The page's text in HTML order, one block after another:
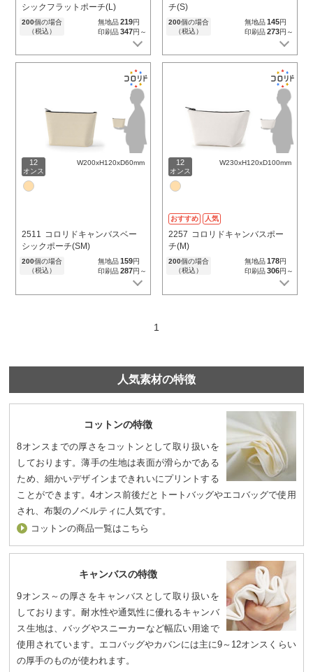
シックフラットポーチ(L)
200個の場合
（税込）
無地品219円
印刷品347円～
チ(S)
200個の場合
（税込）
無地品145円
印刷品273円～
12
オンス
W200xH120xD60mm
2511 コロリドキャンバスベー
シックポーチ(SM)
200個の場合
（税込）
無地品159円
印刷品287円～
12
オンス
W230xH120xD100mm
おすすめ 人気
2257 コロリドキャンバスポー
チ(M)
200個の場合
（税込）
無地品178円
印刷品306円～
1
人気素材の特徴
コットンの特徴
8オンスまでの厚さをコットンとして取り扱いを
しております。薄手の生地は表面が滑らかである
ため、細かいデザインまできれいにプリントする
ことができます。4オンス前後だとトートバッグやエコバッグで使用
され、布製のノベルティに人気です。
コットンの商品一覧はこちら
キャンバスの特徴
9オンス～の厚さをキャンバスとして取り扱いを
しております。耐水性や通気性に優れるキャンバ
ス生地は、バッグやスニーカーなど幅広い用途で
使用されています。エコバッグやカバンには主に9～12オンスくらい
の厚手のものが使われます。